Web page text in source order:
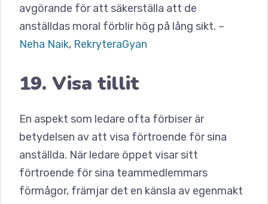
avgörande för att säkerställa att de
anställdas moral förblir hög på lång sikt. –
Neha Naik, RekryteraGyan
19. Visa tillit
En aspekt som ledare ofta förbiser är
betydelsen av att visa förtroende för sina
anställda. När ledare öppet visar sitt
förtroende för sina teammedlemmars
förmågor, främjar det en känsla av egenmakt